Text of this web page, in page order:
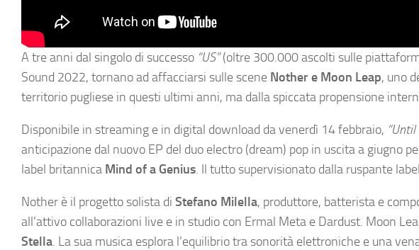
A tre anni dal singolo di successo “US”(oltre 300.000 ascolti sulle
Sound 2022, tornano ad affacciarsi sulle scene Nother e Moon Leap, uno
territorio pugliese in questi ultimi anni, ma dalla spiccata propensione
Disponibile in streaming e in digital download da venerdì 14 febbraio,
anticipazione dal nuovo EP del duo electro (dream) pop in uscita a giugno
label britannica Mind of a Genius. Il tutto supervisionato dalla ruspante
Nother è il progetto solista di Stefano Milella, produttore, batterista e
all’attivo collaborazioni live e in studio con Ermal Meta e Dardust. Moon
Stella. La sua musica esplora l’equilibrio tra sonorità elettroniche e una